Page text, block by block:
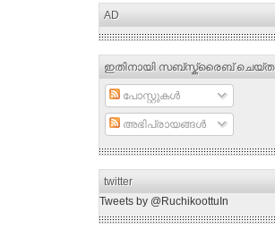
AD
ഇതിനായി സബ്‌സ്ക്രൈബ് ചെയ്ത
പോസ്റ്റുകള്‍
അഭിപ്രായങ്ങള്‍
twitter
Tweets by @RuchikoottuIn